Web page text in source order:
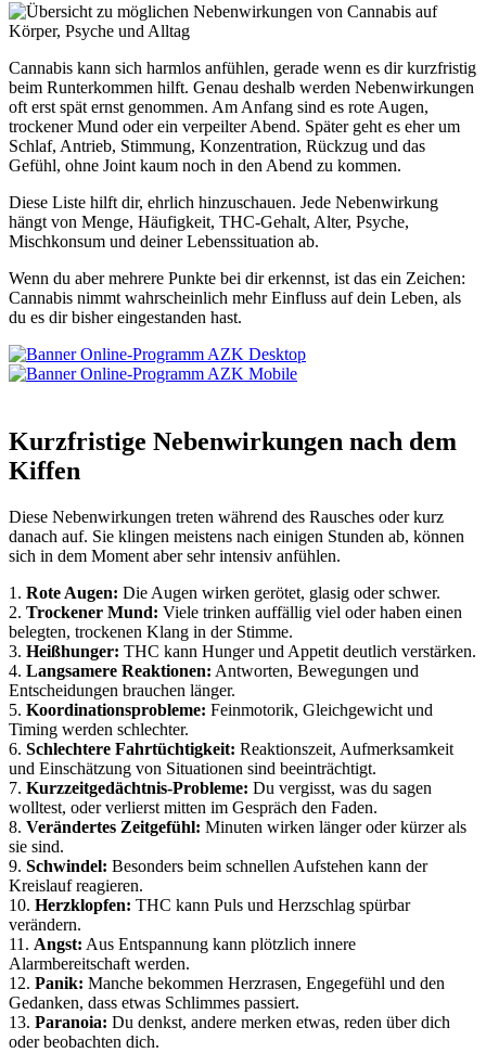
Cannabis kann sich harmlos anfühlen, gerade wenn es dir kurzfristig
beim Runterkommen hilft. Genau deshalb werden Nebenwirkungen
oft erst spät ernst genommen. Am Anfang sind es rote Augen,
trockener Mund oder ein verpeilter Abend. Später geht es eher um
Schlaf, Antrieb, Stimmung, Konzentration, Rückzug und das
Gefühl, ohne Joint kaum noch in den Abend zu kommen.
Diese Liste hilft dir, ehrlich hinzuschauen. Jede Nebenwirkung
hängt von Menge, Häufigkeit, THC-Gehalt, Alter, Psyche,
Mischkonsum und deiner Lebenssituation ab.
Wenn du aber mehrere Punkte bei dir erkennst, ist das ein Zeichen:
Cannabis nimmt wahrscheinlich mehr Einfluss auf dein Leben, als
du es dir bisher eingestanden hast.
Kurzfristige Nebenwirkungen nach dem
Kiffen
Diese Nebenwirkungen treten während des Rausches oder kurz
danach auf. Sie klingen meistens nach einigen Stunden ab, können
sich in dem Moment aber sehr intensiv anfühlen.
1. Rote Augen: Die Augen wirken gerötet, glasig oder schwer.
2. Trockener Mund: Viele trinken auffällig viel oder haben einen
belegten, trockenen Klang in der Stimme.
3. Heißhunger: THC kann Hunger und Appetit deutlich verstärken.
4. Langsamere Reaktionen: Antworten, Bewegungen und
Entscheidungen brauchen länger.
5. Koordinationsprobleme: Feinmotorik, Gleichgewicht und
Timing werden schlechter.
6. Schlechtere Fahrtüchtigkeit: Reaktionszeit, Aufmerksamkeit
und Einschätzung von Situationen sind beeinträchtigt.
7. Kurzzeitgedächtnis-Probleme: Du vergisst, was du sagen
wolltest, oder verlierst mitten im Gespräch den Faden.
8. Verändertes Zeitgefühl: Minuten wirken länger oder kürzer als
sie sind.
9. Schwindel: Besonders beim schnellen Aufstehen kann der
Kreislauf reagieren.
10. Herzklopfen: THC kann Puls und Herzschlag spürbar
verändern.
11. Angst: Aus Entspannung kann plötzlich innere
Alarmbereitschaft werden.
12. Panik: Manche bekommen Herzrasen, Engegefühl und den
Gedanken, dass etwas Schlimmes passiert.
13. Paranoia: Du denkst, andere merken etwas, reden über dich
oder beobachten dich.